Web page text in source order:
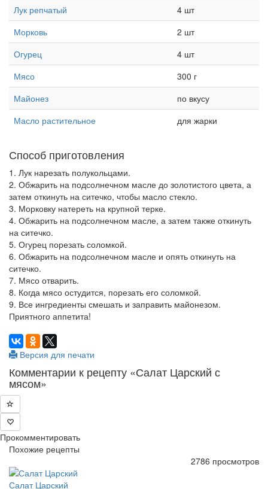
Лук репчатый
4 шт
Морковь
2 шт
Огурец
4 шт
Мясо
300 г
Майонез
по вкусу
Масло растительное
для жарки
Способ приготовления
1. Лук нарезать полукольцами.
2. Обжарить на подсолнечном масле до золотистого цвета, а
затем откинуть на ситечко, чтобы масло стекло.
3. Морковку натереть на крупной терке.
4. Обжарить на подсолнечном масле, а затем также откинуть
на ситечко.
5. Огурец порезать соломкой.
6. Обжарить на подсолнечном масле и опять откинуть на
ситечко.
7. Мясо отварить.
8. Когда мясо остудится, порезать его соломкой.
9. Все ингредиенты смешать и заправить майонезом.
Приятного аппетита!
Версия для печати
Комментарии к рецепту «Салат Царский с
мясом»
Прокомментировать
Похожие рецепты
2786 просмотров
Салат Царский